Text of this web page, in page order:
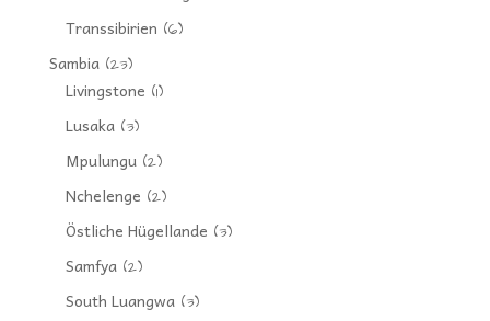
Transsibirien (6)
Sambia(23)
Livingstone (1)
Lusaka(3)
Mpulungu(2)
Nchelenge (2)
Östliche Hügellande (3)
Samfya(2)
South Luangwa(3)